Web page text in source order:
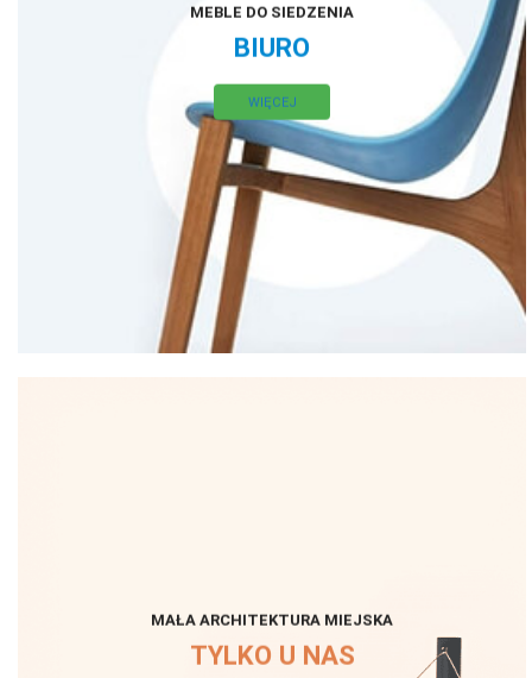
MEBLE DO SIEDZENIA
BIURO
WIĘCEJ
MAŁA ARCHITEKTURA MIEJSKA
TYLKO U NAS